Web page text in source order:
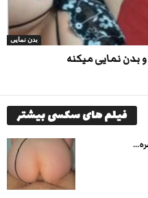
بدن نمایی
بدن نمایی میکنه
فیلم های سکسی بیشتر